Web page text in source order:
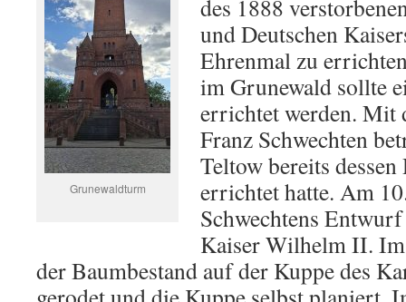
Grunewaldturm
des 1888
und Deutschen
Ehrenmal zu
im Grunewald sollte
errichtet werden. Mit
Franz Schwechten
Teltow bereits dessen
errichtet hatte. Am
Schwechtens
Kaiser Wilhelm II.
der Baumbestand auf der Kuppe des